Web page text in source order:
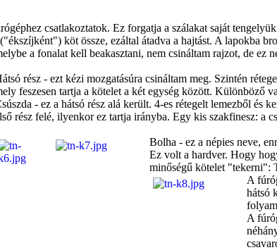
csatlakoztatok. Ez forgatja a szálakat saját
köt össze, ezáltal átadva a hajtást. A lapokba
a fonalat kell beakasztani, nem csináltam rajzot, de ez
rész - ezt kézi mozgatásúra csináltam meg. Szintén
feszesen tartja a kötelet a két egység között. Különböző
- ez a hátsó rész alá került. 4-es rétegelt lemezből és
rész felé, ilyenkor ez tartja irányba. Egy kis szakfinesz: a
Bolha - ez a népies neve,
Ez volt a hardver. Hogy
minőségű kötelet "tekerni":
A
hátsó
A